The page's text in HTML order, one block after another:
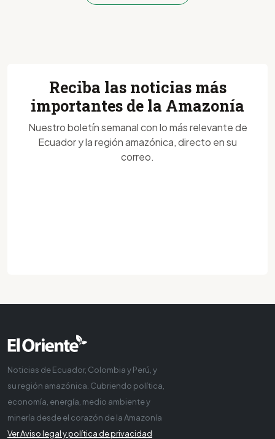
Reciba las noticias más
importantes de la Amazonía
Nuestro boletín semanal con lo más relevante de
Ecuador y la región amazónica, directo en su
correo.
Noticias de Ecuador, Colombia y Perú, y
su región amazónica. Cubriendo política,
economía, energía, medio ambiente y
minería desde el corazón de la Amazonía
Ver Aviso legal y política de privacidad